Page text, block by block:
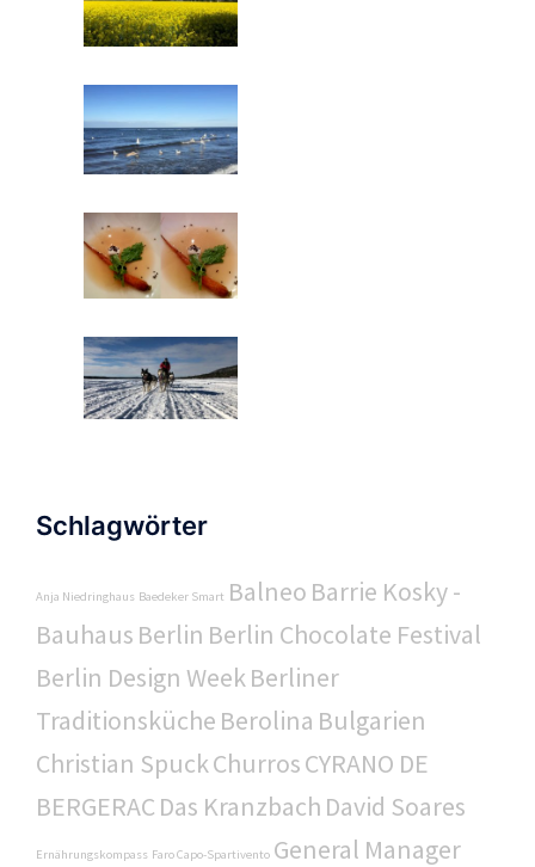
Schlagwörter
Anja Niedringhaus Baedeker Smart Balneo Barrie Kosky -
Bauhaus Berlin Berlin Chocolate Festival
Berlin Design WeekBerliner
Traditionsküche Berolina Bulgarien
Christian SpuckChurrosCYRANO DE
BERGERAC Das Kranzbach David Soares
Ernährungskompass Faro Capo-Spartivento General Manager